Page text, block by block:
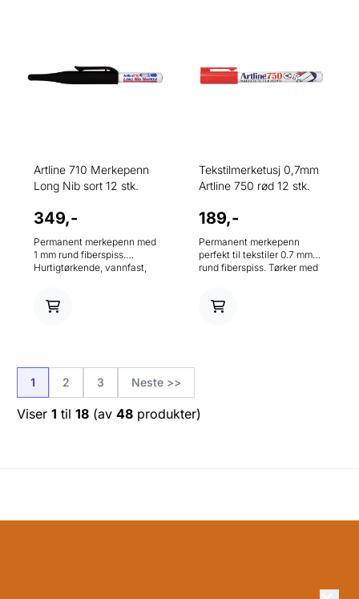
Artline 710 Merkepenn
Long Nib sort 12 stk.
349,-
Permanent merkepenn med
1 mm rund fiberspiss.
Hurtigtørkende, vannfast,
Tekstilmerketusj 0,7mm
Artline 750 rød 12 stk.
189,-
Permanent merkepenn
perfekt til tekstiler 0.7 mm
rund fiberspiss. Tørker med
tusj uten Xylen.
1 2 3 Neste >>
Viser 1 til 18 (av 48 produkter)